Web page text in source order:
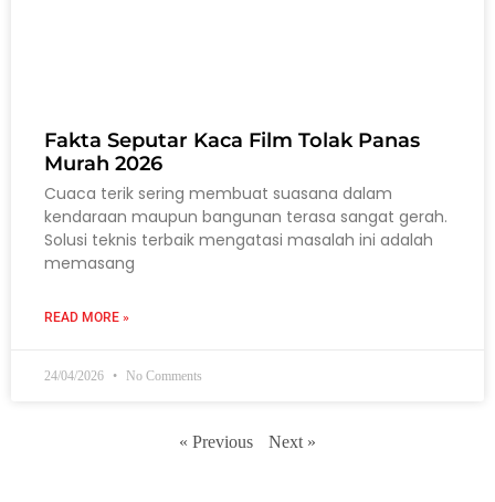
Fakta Seputar Kaca Film Tolak Panas
Murah 2026
Cuaca terik sering membuat suasana dalam
kendaraan maupun bangunan terasa sangat gerah.
Solusi teknis terbaik mengatasi masalah ini adalah
memasang
READ MORE »
24/04/2026 No Comments
« Previous Next »